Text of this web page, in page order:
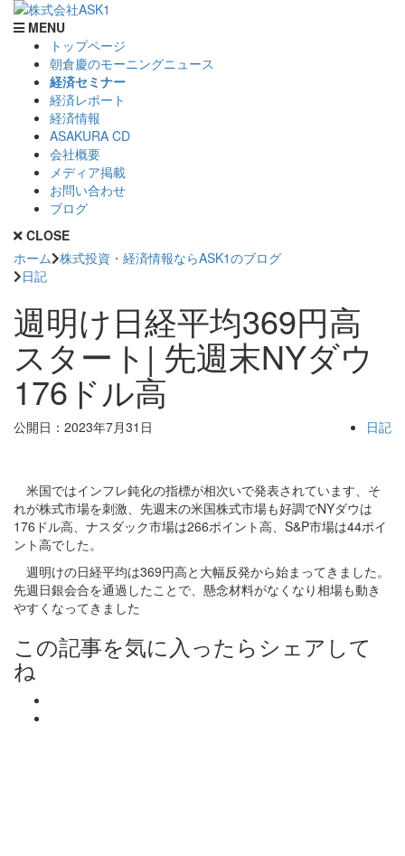
MENU
トップページ
朝倉慶のモーニングニュース
経済セミナー
経済レポート
経済情報
ASAKURA CD
会社概要
メディア掲載
お問い合わせ
ブログ
CLOSE
ホーム 株式投資・経済情報ならASK1のブログ
日記
週明け日経平均369円高
スタート| 先週末NYダウ
176ドル高
公開日：2023年7月31日 日記
米国ではインフレ鈍化の指標が相次いで発表されています、そ
れが株式市場を刺激、先週末の米国株式市場も好調でNYダウは
176ドル高、ナスダック市場は266ポイント高、S&P市場は44ポイ
ント高でした。
週明けの日経平均は369円高と大幅反発から始まってきました。
先週日銀会合を通過したことで、懸念材料がなくなり相場も動き
やすくなってきました
この記事を気に入ったらシェアして
ね